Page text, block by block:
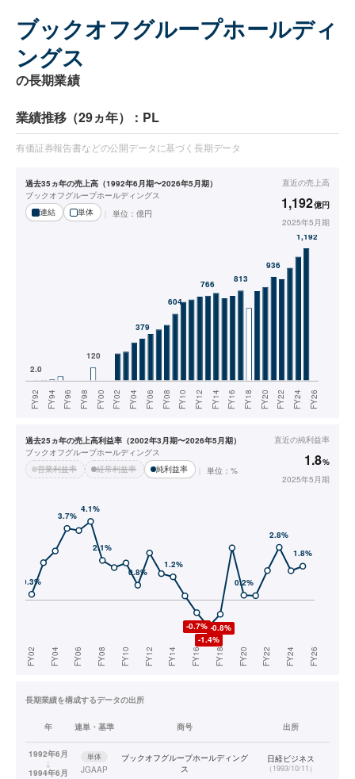
ブックオフグループホールディ
ングス
の長期業績
業績推移（29ヵ年）：PL
有価証券報告書などの公開データに基づく長期データ
過去35ヵ年の売上高（1992年6月期〜2026年5月期）
ブックオフグループホールディングス
連結
単体 単位： 億円
直近の売上高
1,192億円
2025年5月期
過去25ヵ年の売上高利益率（2002年3月期〜2026年5月期）
ブックオフグループホールディングス
営業利益率
経常利益率 純利益率 単位：%
直近の純利益率
1.8%
2025年5月期
長期業績を構成するデータの出所
年 連単・基準 商号 出所
1992年6月
↓
1994年6月
単体
JGAAP
ブックオフグループホールディング
ス
日経ビジネス
（1993/10/11 ）